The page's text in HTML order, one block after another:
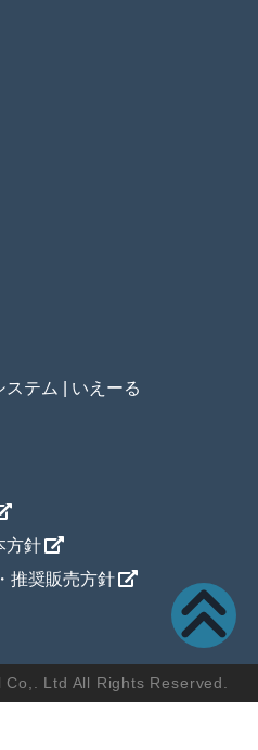
テム | いえーる
方針
推奨販売方針
Ltd All Rights Reserved.